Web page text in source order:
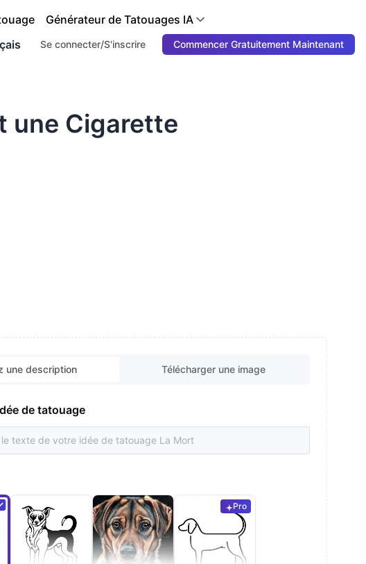
Se connecter/S'inscrire Commencer Gratuitement Maintenant
Générateur de Tatouages IA
une Cigarette
une description Télécharger une image
de tatouage
Pro